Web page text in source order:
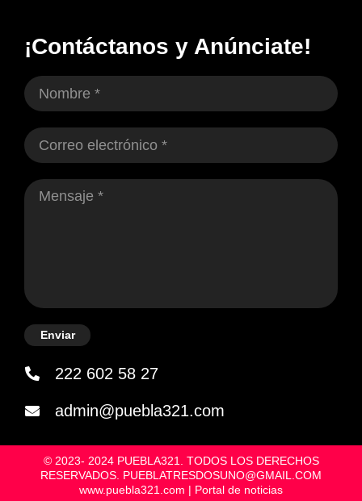
¡Contáctanos y Anúnciate!
Enviar
222 602 58 27
admin@puebla321.com
© 2023- 2024 PUEBLA321. TODOS LOS DERECHOS
RESERVADOS. PUEBLATRESDOSUNO@GMAIL.COM
www.puebla321.com | Portal de noticias